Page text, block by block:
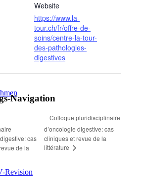
Revision
Website
https://www.la-
tour.ch/fr/offre-de-
soins/centre-la-tour-
des-pathologies-
digestives
Navigation
cas
de la
Colloque pluridisciplinaire
d’oncologie digestive: cas
cliniques et revue de la
littérature